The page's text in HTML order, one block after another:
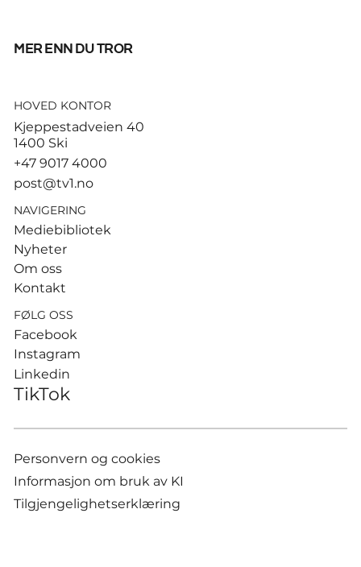
Tusenvis har dødd av varme i
dødsstatistikk
mer enn du tror
HOVED KONTOR
Kjeppestadveien 40
1400 Ski
+47 9017 4000
post@tv1.no
NAVIGERING
Mediebibliotek
Nyheter
Om oss
Kontakt
FØLG OSS
Facebook
Instagram
Linkedin
TikTok
Personvern og cookies
Informasjon om bruk av KI
Tilgjengelighetserklæring